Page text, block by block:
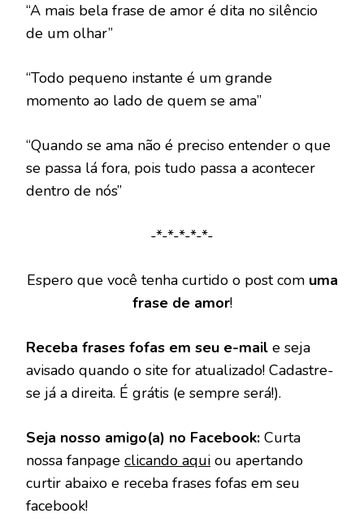
“A mais bela frase de amor é dita no silêncio
de um olhar”
“Todo pequeno instante é um grande
momento ao lado de quem se ama”
“Quando se ama não é preciso entender o que
se passa lá fora, pois tudo passa a acontecer
dentro de nós”
-*-*-*-*-*-
Espero que você tenha curtido o post com uma
frase de amor!
Receba frases fofas em seu e-mail e seja
avisado quando o site for atualizado! Cadastre-
se já a direita. É grátis (e sempre será!).
Seja nosso amigo(a) no Facebook: Curta
nossa fanpage clicando aqui ou apertando
curtir abaixo e receba frases fofas em seu
facebook!